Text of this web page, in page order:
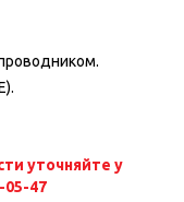
уточняйте у
05-47